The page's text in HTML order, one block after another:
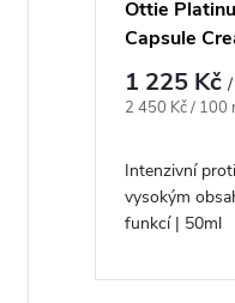
Ottie
Capsule
1 225 Kč
Měrná
2 450 Kč / 100
Intenzivní
vysokým
funkcí | 50ml